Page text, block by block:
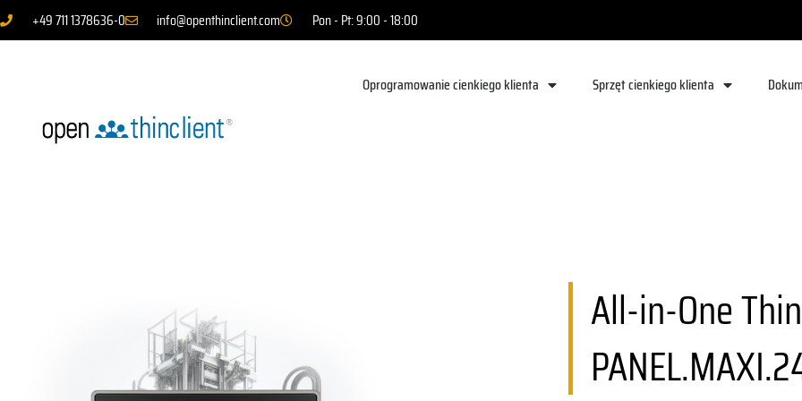
+49 711 1378636-0 info@openthinclient.com Pon - Pt: 9:00 - 18:00
Oprogramowanie cienkiego klienta Sprzęt cienkiego klienta
All-​in-One